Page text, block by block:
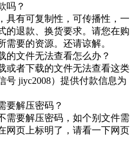
吗？
具有可复制性，可传播性，一
的退款、换货要求。请您在购
需要的资源。还请谅解。
的文件无法查看怎么办？
或者下载的文件无法查看这类
号 jiyc2008）提供付款信息为
要解压密码？
需要解压密码，如个别文件需
网页上标明了，请看一下网页